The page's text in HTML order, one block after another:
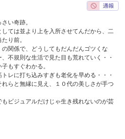
い奇跡。
ては並より上を入所させてんだから、二
り前。
関係で、どうしてもだんだんゴツくな
不規則な生活で見た目も荒れていく・・
もすぐわかる。
レに打ち込みすぎも老化を早める・・・
らと無縁に見え、１０代の美しさが手つ
ビジュアルだけじゃ生き残れないのが芸